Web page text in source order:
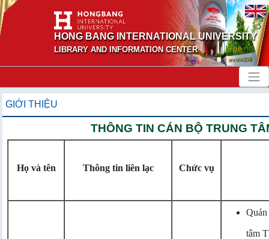
HONG BANG INTERNATIONAL UNIVERSITY
LIBRARY AND INFORMATION CENTER
GIỚI THIỆU
THÔNG TIN CÁN BỘ TRUNG
Họ và tên Thông tin liên lạc Chức vụ
tâm